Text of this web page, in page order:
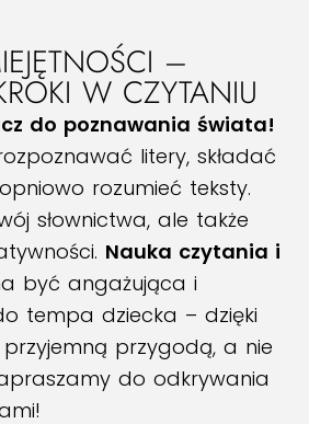
–
W CZYTANIU
do poznawania świata!
litery, składać
rozumieć teksty.
słownictwa, ale także
Nauka czytania i
być angażująca i
tempa dziecka – dzięki
przygodą, a nie
do odkrywania